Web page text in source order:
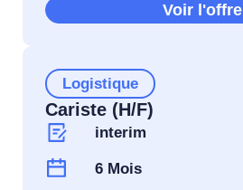
Voir l'offre
Logistique
Cariste (H/F)
interim
6 Mois